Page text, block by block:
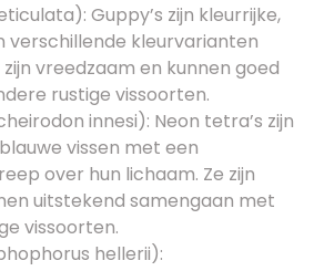
Guppy’s zijn kleurrijke,
verschillende kleurvarianten
vreedzaam en kunnen goed
rustige vissoorten.
innesi): Neon tetra’s zijn
vissen met een
over hun lichaam. Ze zijn
uitstekend samengaan met
vissoorten.
hellerii):